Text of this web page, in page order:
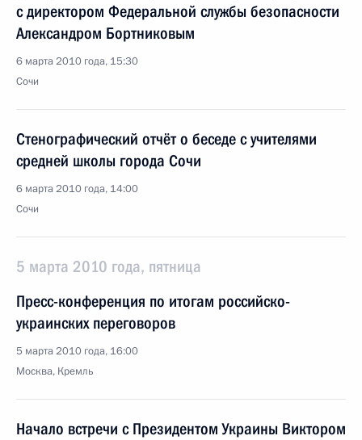
с директором Федеральной службы безопасности
Александром Бортниковым
6 марта 2010 года, 15:30
Сочи
Стенографический отчёт о беседе с учителями
средней школы города Сочи
6 марта 2010 года, 14:00
Сочи
5 марта 2010 года, пятница
Пресс-конференция по итогам российско-
украинских переговоров
5 марта 2010 года, 16:00
Москва, Кремль
Начало встречи с Президентом Украины Виктором